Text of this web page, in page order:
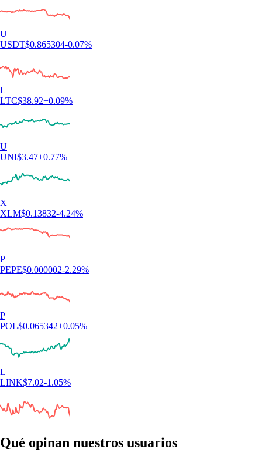
U
USDT$0.865304-0.07%
L
LTC$38.92+0.09%
U
UNI$3.47+0.77%
X
XLM$0.13832-4.24%
P
PEPE$0.000002-2.29%
P
POL$0.065342+0.05%
L
LINK$7.02-1.05%
Qué opinan nuestros usuarios